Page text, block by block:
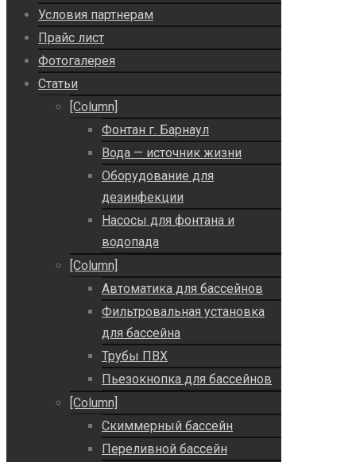
Условия партнерам
Прайс лист
Фотогалерея
Статьи
[Column]
Фонтан г. Барнаул
Вода — источник жизни
Оборудование для
дезинфекции
Насосы для фонтана и
водопада
[Column]
Автоматика для бассейнов
Фильтровальная установка
для бассейна
Трубы ПВХ
Пьезокнопка для бассейнов
[Column]
Скиммерный бассейн
Переливной бассейн